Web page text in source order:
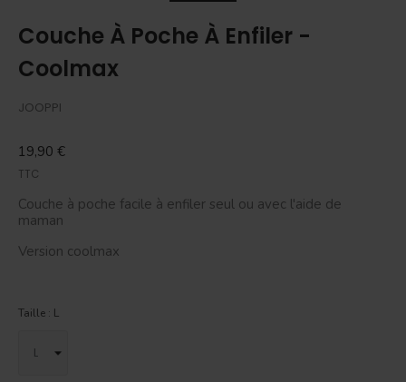
Couche À Poche À Enfiler -
Coolmax
JOOPPI
19,90 €
TTC
Couche à poche facile à enfiler seul ou avec l'aide de
maman
Version coolmax
Taille : L